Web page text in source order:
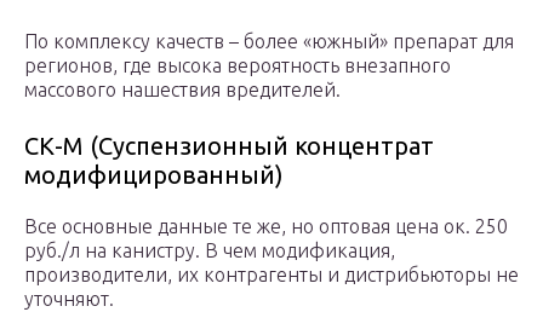
По комплексу качеств – более «южный» препарат для
регионов, где высока вероятность внезапного
массового нашествия вредителей.
СК-М (Суспензионный концентрат
модифицированный)
Все основные данные те же, но оптовая цена ок. 250
руб./л на канистру. В чем модификация,
производители, их контрагенты и дистрибьюторы не
уточняют.